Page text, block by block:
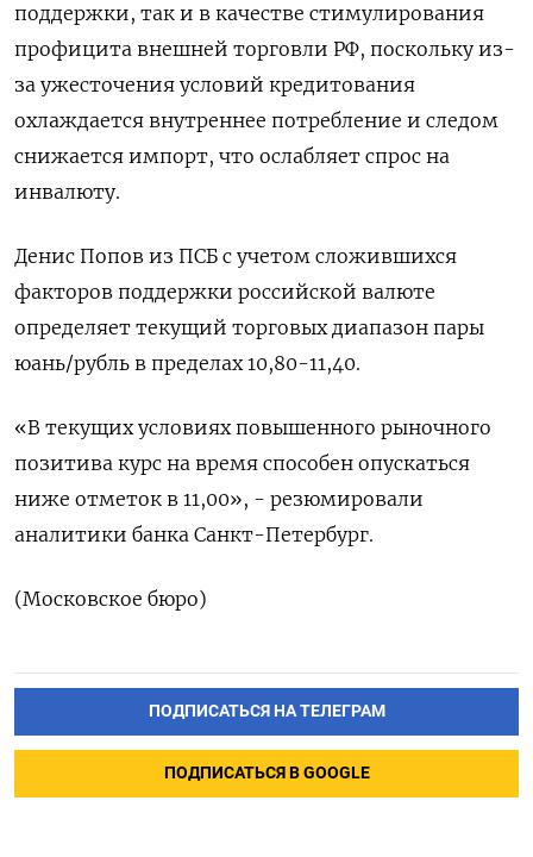
поддержки, так и в качестве стимулирования
профицита внешней торговли РФ, поскольку из-
за ужесточения условий кредитования
охлаждается внутреннее потребление и следом
снижается импорт, что ослабляет спрос на
инвалюту.
Денис Попов из ПСБ с учетом сложившихся
факторов поддержки российской валюте
определяет текущий торговых диапазон пары
юань/рубль в пределах 10,80-11,40.
«В текущих условиях повышенного рыночного
позитива курс на время способен опускаться
ниже отметок в 11,00», - резюмировали
аналитики банка Санкт-Петербург.
(Московское бюро)
ПОДПИСАТЬСЯ НА ТЕЛЕГРАМ
ПОДПИСАТЬСЯ В GOOGLE